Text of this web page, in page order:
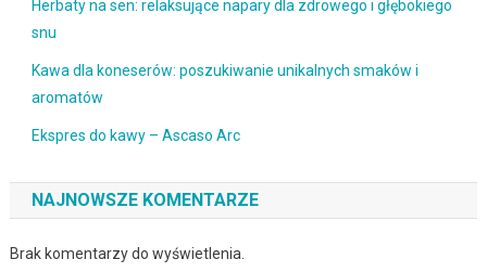
Herbaty na sen: relaksujące napary dla zdrowego i głębokiego
snu
Kawa dla koneserów: poszukiwanie unikalnych smaków i
aromatów
Ekspres do kawy – Ascaso Arc
NAJNOWSZE KOMENTARZE
Brak komentarzy do wyświetlenia.